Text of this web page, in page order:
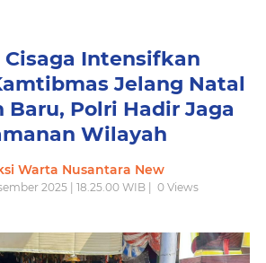
Cisaga Intensifkan
Jelang Natal
Baru, Polri Hadir Jaga
Wilayah
Warta Nusantara New
2025 | 18.25.00 WIB | 0Views